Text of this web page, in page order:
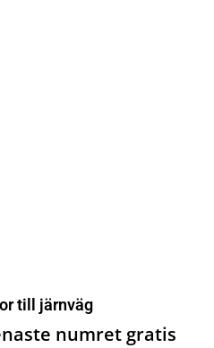
till järnväg
numret gratis